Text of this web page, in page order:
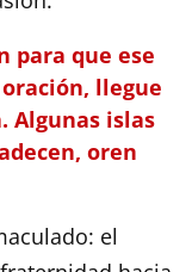
para que ese
llegue
Algunas islas
oren
el